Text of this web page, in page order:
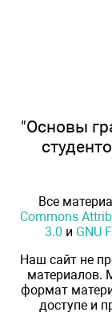
"Основы
Все
Commons
3.0 и GNU
Наш сайт не
материалов.
формат
доступе и